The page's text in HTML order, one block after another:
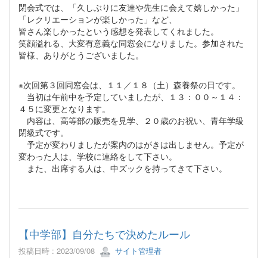
閉会式では、「久しぶりに友達や先生に会えて嬉しかった」
「レクリエーションが楽しかった」など、
皆さん楽しかったという感想を発表してくれました。
笑顔溢れる、大変有意義な同窓会になりました。参加された
皆様、ありがとうございました。
※次回第３回同窓会は、１１／１８（土）森養祭の日です。
当初は午前中を予定していましたが、１３：００～１４：
４５に変更となります。
内容は、高等部の販売を見学、２０歳のお祝い、青年学級
閉級式です。
予定が変わりましたが案内のはがきは出しません。予定が
変わった人は、学校に連絡をして下さい。
また、出席する人は、中ズックを持ってきて下さい。
【中学部】自分たちで決めたルール
投稿日時 : 2023/09/08 サイト管理者